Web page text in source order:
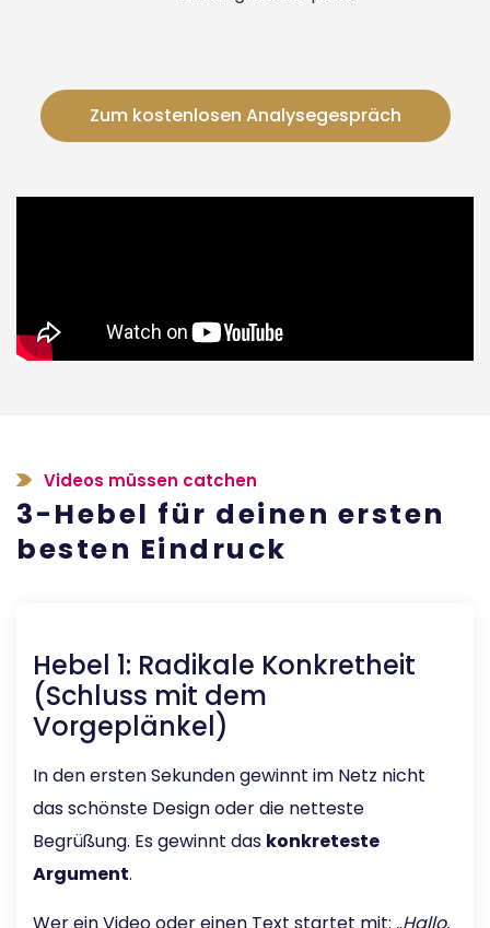
Zum kostenlosen Analysegespräch
Videos müssen catchen
3-Hebel für deinen ersten
besten Eindruck
Hebel 1: Radikale Konkretheit
(Schluss mit dem
Vorgeplänkel)
In den ersten Sekunden gewinnt im Netz nicht
das schönste Design oder die netteste
Begrüßung. Es gewinnt das konkreteste
Argument.
Wer ein Video oder einen Text startet mit: „Hallo,